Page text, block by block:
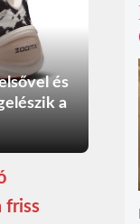
és
a
friss